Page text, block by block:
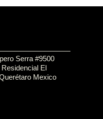
Serra #9500
El
Mexico